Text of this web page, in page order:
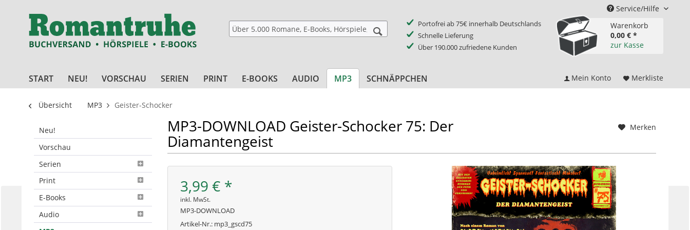
Service/Hilfe
Portofrei ab 75€ innerhalb Deutschlands
Schnelle Lieferung
Über 190.000 zufriedene Kunden
Warenkorb
0,00 € *
zur Kasse
START NEU! VORSCHAU SERIEN PRINT E-BOOKS AUDIO MP3 SCHNÄPPCHEN Mein Konto Merkliste
Übersicht MP3 Geister-Schocker
Neu!
Vorschau
Serien
Print
E-Books
Audio
Merken
MP3-DOWNLOAD Geister-Schocker 75: Der
Diamantengeist
3,99 € *
inkl. MwSt.
MP3-DOWNLOAD
Artikel-Nr.: mp3_gscd75